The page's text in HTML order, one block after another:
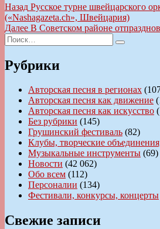
Навигация
по
записям
Назад Предыдущая
запись:
Русское турне швейцарского
(«Nashagazeta.ch», Швейцария)
Далее Следующая
В Советском районе
Искать:
Поиск
Рубрики
Авторская песня в регионах
Авторская песня как движение
Авторская песня как искусство
Без рубрики (145)
Грушинский фестиваль (82)
Клубы, творческие
Музыкальные инструменты (69)
Новости (42 062)
Обо всем (112)
Персоналии (134)
Фестивали, конкурсы, концерты
Свежие записи